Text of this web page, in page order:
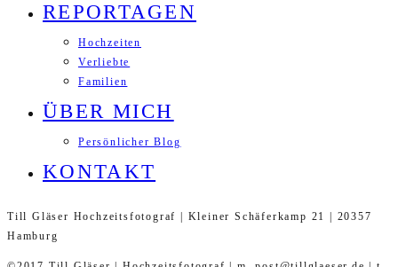
REPORTAGEN
Hochzeiten
Verliebte
Familien
ÜBER MICH
Persönlicher Blog
KONTAKT
Till Gläser Hochzeitsfotograf | Kleiner Schäferkamp 21 | 20357
Hamburg